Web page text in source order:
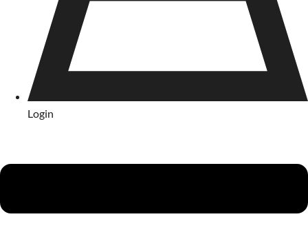
Login